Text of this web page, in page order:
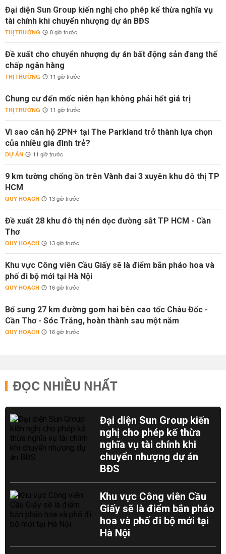
Đại diện Sun Group kiến nghị cho phép kế thừa nghĩa vụ
tài chính khi chuyển nhượng dự án BĐS
THỊ TRƯỜNG 8 giờ trước
Đề xuất cho chuyển nhượng dự án bất động sản đang thế
chấp ngân hàng
THỊ TRƯỜNG 11 giờ trước
Chung cư đến mốc niên hạn không phải hết giá trị
THỊ TRƯỜNG 11 giờ trước
Vì sao căn hộ 2PN+ tại The Parkland trở thành lựa chọn
của nhiều gia đình trẻ?
DỰ ÁN 11 giờ trước
9 km tường chống ồn trên Vành đai 3 xuyên khu đô thị TP
HCM
QUY HOẠCH 13 giờ trước
Đề xuất 28 khu đô thị nén dọc đường sắt TP HCM - Cần
Thơ
QUY HOẠCH 13 giờ trước
Khu vực Công viên Cầu Giấy sẽ là điểm bắn pháo hoa và
phố đi bộ mới tại Hà Nội
QUY HOẠCH 16 giờ trước
Bổ sung 27 km đường gom hai bên cao tốc Châu Đốc -
Cần Thơ - Sóc Trăng, hoàn thành sau một năm
QUY HOẠCH 16 giờ trước
ĐỌC NHIỀU NHẤT
Đại diện Sun Group kiến
nghị cho phép kế thừa
nghĩa vụ tài chính khi
chuyển nhượng dự án
BĐS
Khu vực Công viên Cầu
Giấy sẽ là điểm bắn pháo
hoa và phố đi bộ mới tại
Hà Nội